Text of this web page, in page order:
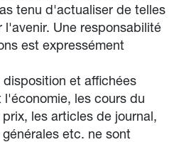
tenu d'actualiser de telles
Une responsabilité
est expressément
et affichées
les cours du
les articles de journal,
etc. ne sont